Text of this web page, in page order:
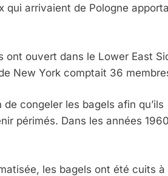
qui arrivaient de Pologne
ont ouvert dans le Lower East
New York comptait 36
congeler les bagels afin qu’ils
périmés. Dans les années
les bagels ont été cuits à
Le Rapport D’ADL